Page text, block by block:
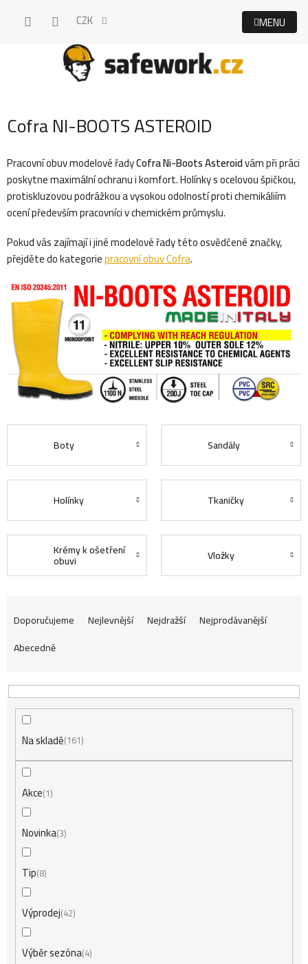
CZK
Cofra NI-BOOTS ASTEROID
Pracovní obuv modelové řadyCofra Ni-Boots Asteroidvám při práci
poskytne maximální ochranu i komfort. Holínky s ocelovou špičkou,
protiskluzovou podrážkou a vysokou odolností proti chemikáliím
ocení především pracovníci v chemickém průmyslu.
Pokud vás zajímají i jiné modelové řady této osvědčené značky,
přejděte do kategoriepracovní obuv Cofra.
Boty Sandály
Holínky Tkaničky
Krémy k ošetření
obuvi Vložky
Ř
a
z
e
Doporučujeme Nejlevnější Nejdražší
Nejprodávanější
Abecedně
Na skladě 161
Akce 1
Novinka3
Tip 8
Výprodej 42
Výběr sezóna 4